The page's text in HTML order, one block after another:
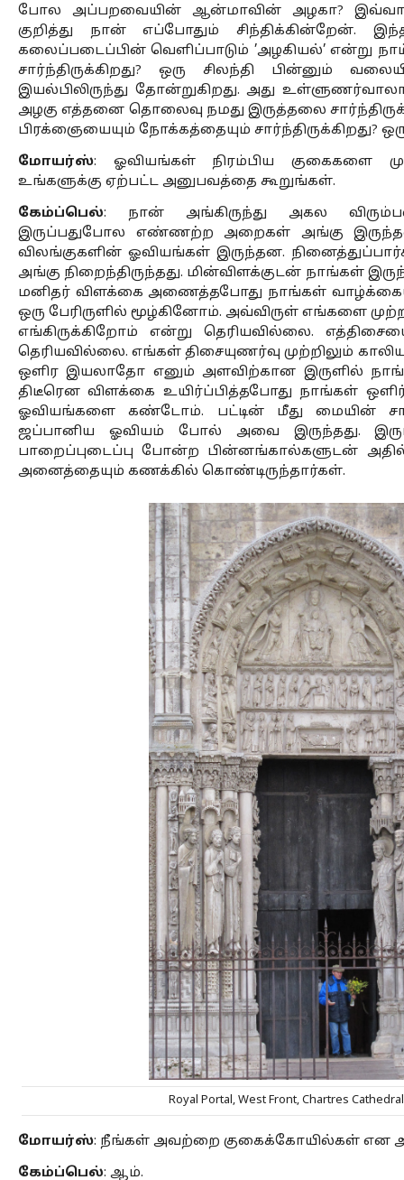
போல அப்பறவையின் ஆன்மாவின் அழகா?
குறித்து நான் எப்போதும் சிந்திக்கின்றேன்.
கலைப்படைப்பின் வெளிப்பாடும் ’அழகியல்’ என்று
சார்ந்திருக்கிறது? ஒரு சிலந்தி பின்னும்
இயல்பிலிருந்து தோன்றுகிறது. அது
அழகு எத்தனை தொலைவு நமது இருத்தலை
பிரக்ஞையையும் நோக்கத்தையும் சார்ந்திருக்கிறது?
மோயர்ஸ்: ஓவியங்கள் நிரம்பிய குகைகளை
உங்களுக்கு ஏற்பட்ட அனுபவத்தை கூறுங்கள்.
கேம்ப்பெல்: நான் அங்கிருந்து அகல
இருப்பதுபோல எண்ணற்ற அறைகள் அங்கு
விலங்குகளின் ஓவியங்கள் இருந்தன.
அங்கு நிறைந்திருந்தது. மின்விளக்குடன் நாங்கள்
மனிதர் விளக்கை அணைத்தபோது நாங்கள்
ஒரு பேரிருளில் மூழ்கினோம். அவ்விருள் எங்களை
எங்கிருக்கிறோம் என்று தெரியவில்லை.
தெரியவில்லை. எங்கள் திசையுணர்வு முற்றிலும்
ஒளிர இயலாதோ எனும் அளவிற்கான இருளில்
திடீரென விளக்கை உயிர்ப்பித்தபோது நாங்கள்
ஓவியங்களை கண்டோம். பட்டின் மீது மையின்
ஜப்பானிய ஓவியம் போல் அவை இருந்தது.
பாறைப்புடைப்பு போன்ற பின்னங்கால்களுடன் அதில்
அனைத்தையும் கணக்கில் கொண்டிருந்தார்கள்.
Royal Portal, West Front, Chartres
மோயர்ஸ்: நீங்கள் அவற்றை குகைக்கோயில்கள் என
கேம்ப்பெல்: ஆம்.